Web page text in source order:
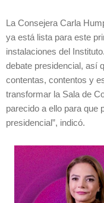
La Consejera Carla
ya está lista para este
instalaciones del
debate presidencial, así
contentas, contentos y
transformar la Sala de
parecido a ello para que
presidencial”, indicó.